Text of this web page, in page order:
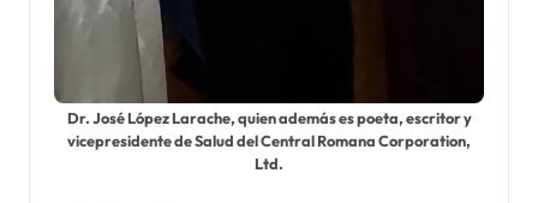
Dr. José López Larache, quien además es poeta, escritor y
vicepresidente de Salud del Central Romana Corporation,
Ltd.